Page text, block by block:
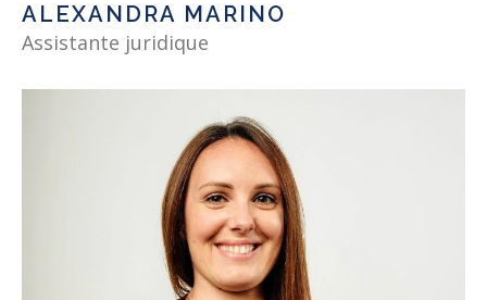
ALEXANDRA MARINO
Assistante juridique